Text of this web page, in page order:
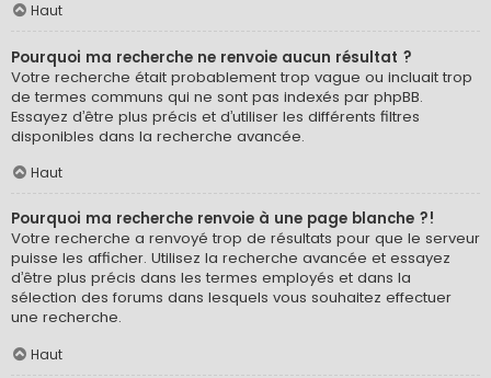
Haut
Pourquoi ma recherche ne renvoie aucun résultat ?
Votre recherche était probablement trop vague ou incluait trop
de termes communs qui ne sont pas indexés par phpBB.
Essayez d’être plus précis et d’utiliser les différents filtres
disponibles dans la recherche avancée.
Haut
Pourquoi ma recherche renvoie à une page blanche ?!
Votre recherche a renvoyé trop de résultats pour que le serveur
puisse les afficher. Utilisez la recherche avancée et essayez
d’être plus précis dans les termes employés et dans la
sélection des forums dans lesquels vous souhaitez effectuer
une recherche.
Haut